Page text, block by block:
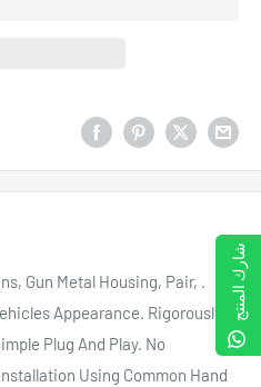
Gun Metal Housing, Pair, .
Appearance. Rigorously
Plug And Play. No
Using Common Hand
شارك المنتج